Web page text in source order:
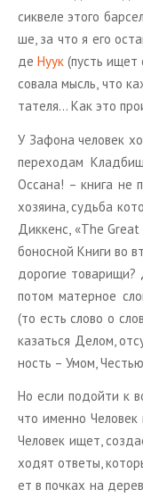
си­кве­ле этого
ше, за что я его
деНуук (пусть
со­ва­ла мысль, что
та­те­ля… Как это
У За­фо­на че­ло­век
пе­ре­хо­дам
Ос­са­на! – книга не
хо­зя­и­на, судь­ба
Дик­кенс, «The
бо­нос­ной Книги во
до­ро­гие то­ва­ри­щи?
потом ма­тер­ное
(то есть слово о
ка­зать­ся Делом,
ность – Умом,
Но если по­дой­ти к
что имен­но
Че­ло­век ищет,
хо­дят от­ве­ты,
ет в поч­ках на